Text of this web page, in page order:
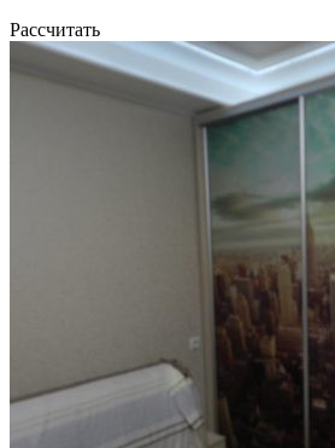
Рассчитать